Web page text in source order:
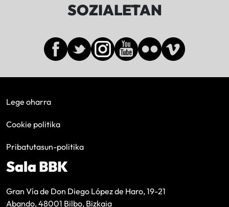
SOZIALETAN
Lege oharra
Cookie politika
Pribatutasun-politika
Sala BBK
Gran Vía de Don Diego López de Haro, 19-21
Abando, 48001 Bilbo, Bizkaia